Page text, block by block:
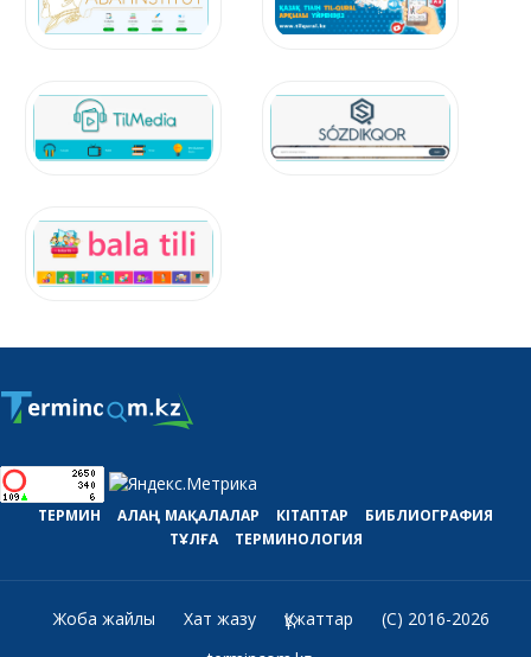
ТЕРМИН АЛАҢ МАҚАЛАЛАР КІТАПТАР
БИБЛИОГРАФИЯ
ТҰЛҒА
ТЕРМИНОЛОГИЯ
Жоба жайлы Хат жазу Құжаттар
(C) 2016-2026